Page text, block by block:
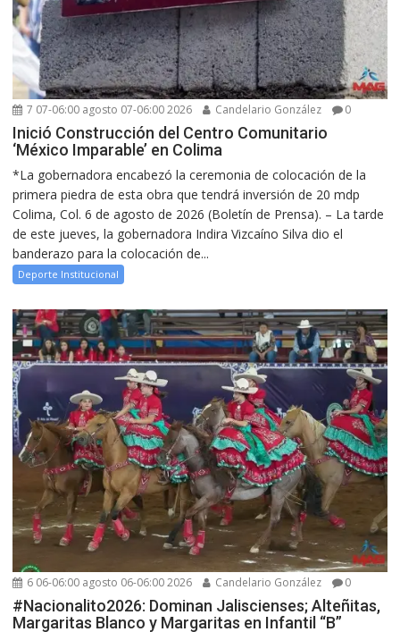
7 07-06:00 agosto 07-06:00 2026 Candelario González 0
Inició Construcción del Centro Comunitario
‘México Imparable’ en Colima
*La gobernadora encabezó la ceremonia de colocación de la
primera piedra de esta obra que tendrá inversión de 20 mdp
Colima, Col. 6 de agosto de 2026 (Boletín de Prensa). – La tarde
de este jueves, la gobernadora Indira Vizcaíno Silva dio el
banderazo para la colocación de...
Deporte Institucional
6 06-06:00 agosto 06-06:00 2026 Candelario González 0
#Nacionalito2026: Dominan Jaliscienses; Alteñitas,
Margaritas Blanco y Margaritas en Infantil “B”